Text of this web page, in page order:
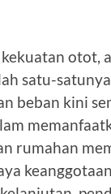
otot,
satu-
beban kini
rumahan